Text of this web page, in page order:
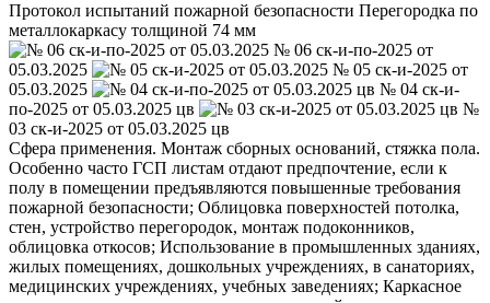
Протокол испытаний пожарной безопасности Перегородка по
металлокаркасу толщиной 74 мм
№ 06 ск-и-по-2025 от
05.03.2025
№ 05 ск-и-2025 от
05.03.2025
№ 04 ск-и-
по-2025 от 05.03.2025 цв
№
03 ск-и-2025 от 05.03.2025 цв
Сфера применения. Монтаж сборных оснований, стяжка пола.
Особенно часто ГСП листам отдают предпочтение, если к
полу в помещении предъявляются повышенные требования
пожарной безопасности; Облицовка поверхностей потолка,
стен, устройство перегородок, монтаж подоконников,
облицовка откосов; Использование в промышленных зданиях,
жилых помещениях, дошкольных учреждениях, в санаториях,
медицинских учреждениях, учебных заведениях; Каркасное